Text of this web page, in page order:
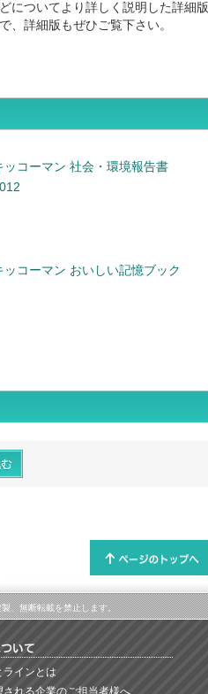
についてより詳しく説明した詳細版
、詳細版もぜひご覧下さい。
ッコーマン 社会・環境報告書
ッコーマン おいしい記憶ブック
、無断転載を禁止します。
ラインとは
される企業のご担当者様へ